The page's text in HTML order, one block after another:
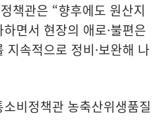
책관은 “향후에도 원산지
면서 현장의 애로·불편은
속적으로 정비·보완해 나
비정책관 농축산위생품질